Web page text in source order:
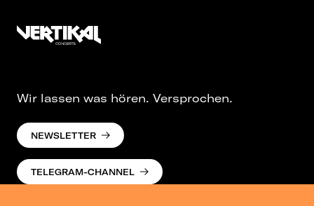
Wir lassen was hören. Versprochen.
NEWSLETTER
TELEGRAM-CHANNEL